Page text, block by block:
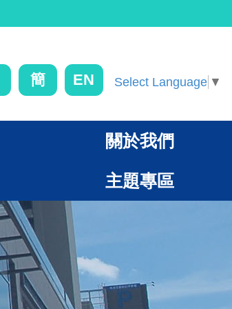
簡 EN Select Language ▼
關於我們
主題專區